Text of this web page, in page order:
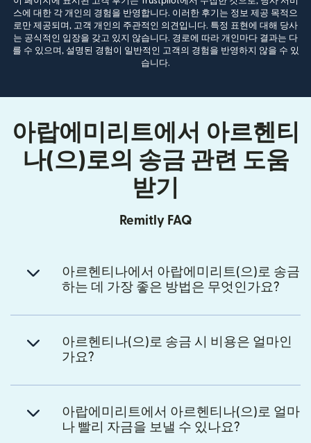
스에 대한 각 개인의 경험을 반영합니다. 이러한 후기는 정보 제공 목적으
로만 제공되며, 고객 개인의 주관적인 의견입니다. 특정 표현에 대해 당사
는 공식적인 입장을 갖고 있지 않습니다. 경로에 따라 개인마다 결과는 다
를 수 있으며, 설명된 경험이 일반적인 고객의 경험을 반영하지 않을 수 있
습니다.
아랍에미리트에서 아르헨티
나(으)로의 송금 관련 도움
받기
Remitly FAQ
아르헨티나에서 아랍에미리트(으)로 송금
하는 데 가장 좋은 방법은 무엇인가요?
아르헨티나(으)로 송금 시 비용은 얼마인
가요?
아랍에미리트에서 아르헨티나(으)로 얼마
나 빨리 자금을 보낼 수 있나요?